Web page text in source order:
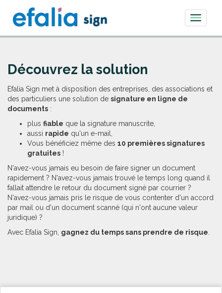
Toggle
Découvrez la solution
Efalia Sign met à disposition des entreprises, des associations et
des particuliers une solution de signature en ligne de
documents :
plus fiable que la signature manuscrite,
aussi rapide qu'un e-mail,
Vous bénéficiez même des 10 premières signatures
gratuites !
N'avez-vous jamais eu besoin de faire signer un document
rapidement ? N'avez-vous jamais trouvé le temps long quand il
fallait attendre le retour du document signé par courrier ?
N'avez-vous jamais pris le risque de vous contenter d'un accord
par mail ou d'un document scanné (qui n'ont aucune valeur
juridique) ?
Avec Efalia Sign, gagnez du temps sans prendre de risque